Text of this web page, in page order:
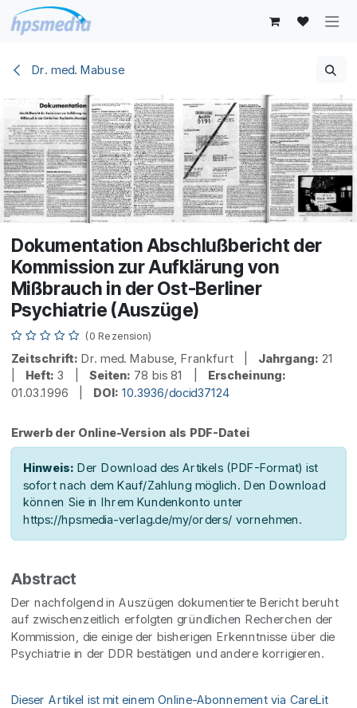
Zum Inhalt springen
Dr. med. Mabuse
Dokumentation Abschlußbericht der
Kommission zur Aufklärung von
Mißbrauch in der Ost-Berliner
Psychiatrie (Auszüge)
(0 Rezension)
Zeitschrift: Dr. med. Mabuse, Frankfurt | Jahrgang: 21
Heft: 3 | Seiten: 78 bis 81 | Erscheinung:
01.03.1996 | DOI: 10.3936/docid37124
Erwerb der Online-Version als PDF-Datei
Hinweis: Der Download des Artikels (PDF-Format) ist
sofort nach dem Kauf/Zahlung möglich. Den Download
können Sie in Ihrem Kundenkonto unter
https://hpsmedia-verlag.de/my/orders/ vornehmen.
Abstract
Der nachfolgend in Auszügen dokumentierte Bericht beruht
auf zwischenzeitlich erfolgten gründlichen Recherchen der
Kommission, die einige der bisherigen Erkenntnisse über die
Psychiatrie in der DDR bestätigen und andere korrigieren.
Dieser Artikel ist mit einem Online-Abonnement via CareLit